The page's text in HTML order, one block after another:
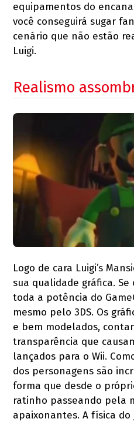
equipamentos do
você conseguirá sugar
cenário que não estão
Luigi.
Realismo
Logo de cara Luigi’s
sua qualidade gráfica.
toda a potência do
mesmo pelo 3DS. Os
e bem modelados,
transparência que
lançados para o Wii.
dos personagens são
forma que desde o
ratinho passeando pela
apaixonantes. A física